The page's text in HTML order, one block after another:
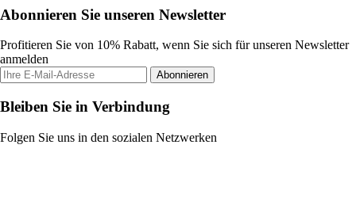
Abonnieren Sie unseren Newsletter
Profitieren Sie von 10% Rabatt, wenn Sie sich für unseren Newsletter
anmelden
Abonnieren
Bleiben Sie in Verbindung
Folgen Sie uns in den sozialen Netzwerken